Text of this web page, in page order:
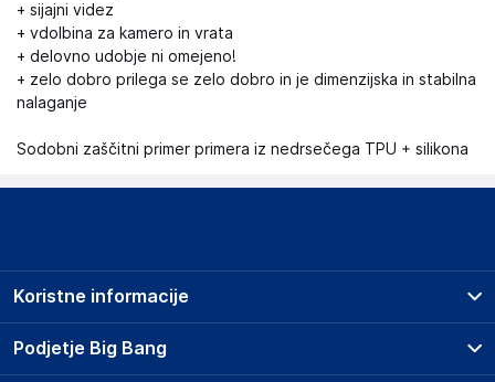
+ sijajni videz
+ vdolbina za kamero in vrata
+ delovno udobje ni omejeno!
+ zelo dobro prilega se zelo dobro in je dimenzijska in stabilna
nalaganje
Sodobni zaščitni primer primera iz nedrsečega TPU + silikona
Podjetje Big Bang
Koristne informacije
Prodajna mesta